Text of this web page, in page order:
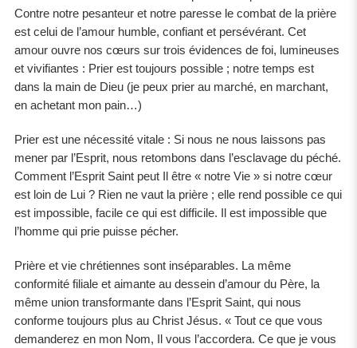
Contre notre pesanteur et notre paresse le combat de la prière
est celui de l’amour humble, confiant et persévérant. Cet
amour ouvre nos cœurs sur trois évidences de foi, lumineuses
et vivifiantes : Prier est toujours possible ; notre temps est
dans la main de Dieu (je peux prier au marché, en marchant,
en achetant mon pain…)
Prier est une nécessité vitale : Si nous ne nous laissons pas
mener par l’Esprit, nous retombons dans l’esclavage du péché.
Comment l’Esprit Saint peut Il être « notre Vie » si notre cœur
est loin de Lui ? Rien ne vaut la prière ; elle rend possible ce qui
est impossible, facile ce qui est difficile. Il est impossible que
l’homme qui prie puisse pécher.
Prière et vie chrétiennes sont inséparables. La même
conformité filiale et aimante au dessein d’amour du Père, la
même union transformante dans l’Esprit Saint, qui nous
conforme toujours plus au Christ Jésus. « Tout ce que vous
demanderez en mon Nom, Il vous l’accordera. Ce que je vous